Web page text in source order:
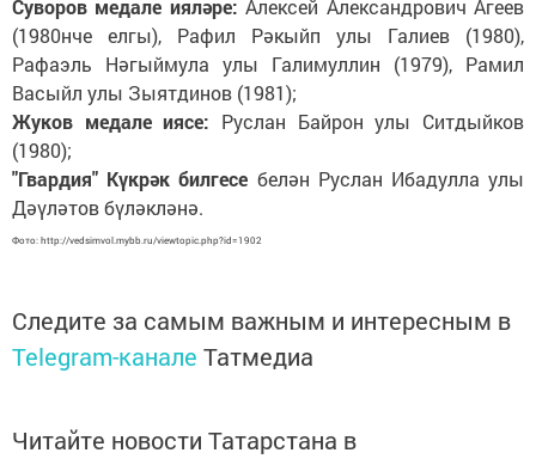
Суворов медале ияләре: Алексей Александрович Агеев
(1980нче елгы), Рафил Рәкыйп улы Галиев (1980),
Рафаэль Нәгыймула улы Галимуллин (1979), Рамил
Васыйл улы Зыятдинов (1981);
Жуков медале иясе: Руслан Байрон улы Ситдыйков
(1980);
"Гвардия" Күкрәк билгесе белән Руслан Ибадулла улы
Дәүләтов бүләкләнә.
Фото: http://vedsimvol.mybb.ru/viewtopic.php?id=1902
Следите за самым важным и интересным в
Telegram-канале Татмедиа
Читайте новости Татарстана в